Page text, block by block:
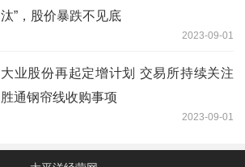
汰”，股价暴跌不见底
2023-09-01
大业股份再起定增计划 交易所持续关注
胜通钢帘线收购事项
2023-09-01